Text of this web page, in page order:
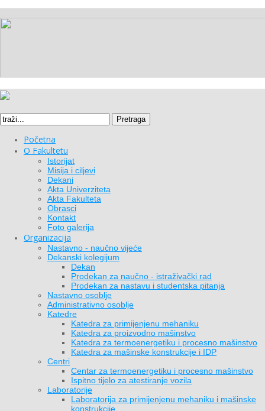
Pretraga
Početna
O Fakultetu
Istorijat
Misija i ciljevi
Dekani
Akta Univerziteta
Akta Fakulteta
Obrasci
Kontakt
Foto galerija
Organizacija
Nastavno - naučno vijeće
Dekanski kolegijum
Dekan
Prodekan za naučno - istraživački rad
Prodekan za nastavu i studentska pitanja
Nastavno osoblje
Administrativno osoblje
Katedre
Katedra za primijenjenu mehaniku
Katedra za proizvodno mašinstvo
Katedra za termoenergetiku i procesno mašinstvo
Katedra za mašinske konstrukcije i IDP
Centri
Centar za termoenergetiku i procesno mašinstvo
Ispitno tijelo za atestiranje vozila
Laboratorije
Laboratorija za primijenjenu mehaniku i mašinske
konstrukcije